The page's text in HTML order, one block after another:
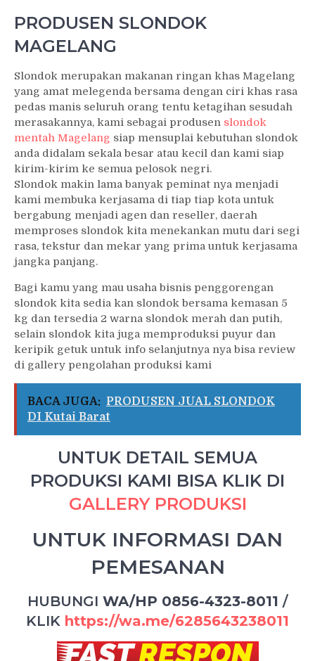
PRODUSEN SLONDOK
MAGELANG
Slondok merupakan makanan ringan khas Magelang
yang amat melegenda bersama dengan ciri khas rasa
pedas manis seluruh orang tentu ketagihan sesudah
merasakannya, kami sebagai produsen slondok
mentah Magelang siap mensuplai kebutuhan slondok
anda didalam sekala besar atau kecil dan kami siap
kirim-kirim ke semua pelosok negri.
Slondok makin lama banyak peminat nya menjadi
kami membuka kerjasama di tiap tiap kota untuk
bergabung menjadi agen dan reseller, daerah
memproses slondok kita menekankan mutu dari segi
rasa, tekstur dan mekar yang prima untuk kerjasama
jangka panjang.
Bagi kamu yang mau usaha bisnis penggorengan
slondok kita sedia kan slondok bersama kemasan 5
kg dan tersedia 2 warna slondok merah dan putih,
selain slondok kita juga memproduksi puyur dan
keripik getuk untuk info selanjutnya nya bisa review
di gallery pengolahan produksi kami
BACA JUGA: PRODUSEN JUAL SLONDOK
DI Kutai Barat
UNTUK DETAIL SEMUA
PRODUKSI KAMI BISA KLIK DI
GALLERY PRODUKSI
UNTUK INFORMASI DAN
PEMESANAN
HUBUNGI WA/HP 0856-4323-8011 /
KLIK https://wa.me/6285643238011